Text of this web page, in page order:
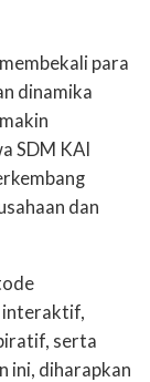
para
dinamika
SDM KAI
dan
interaktif,
serta
ini, diharapkan